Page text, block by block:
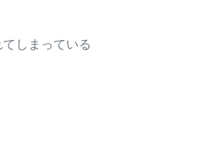
しまっている